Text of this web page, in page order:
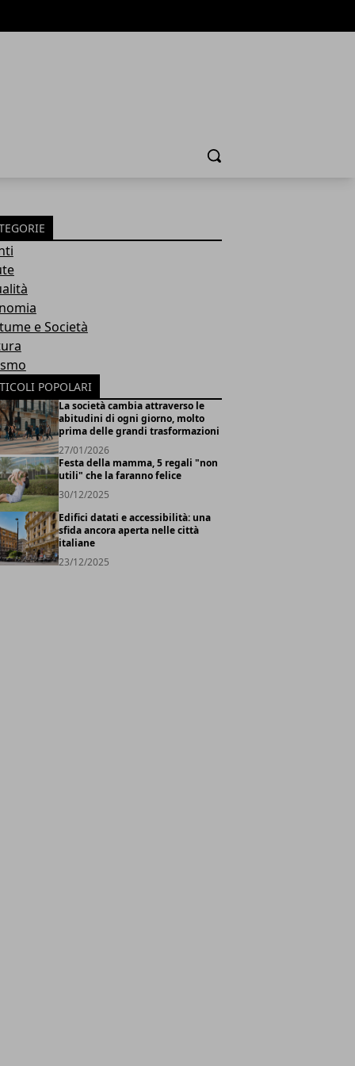
Cerca
e Società
POPOLARI
La società cambia attraverso le
abitudini di ogni giorno, molto
prima delle grandi trasformazioni
27/01/2026
Festa della mamma, 5 regali "non
utili" che la faranno felice
30/12/2025
Edifici datati e accessibilità: una
sfida ancora aperta nelle città
italiane
23/12/2025